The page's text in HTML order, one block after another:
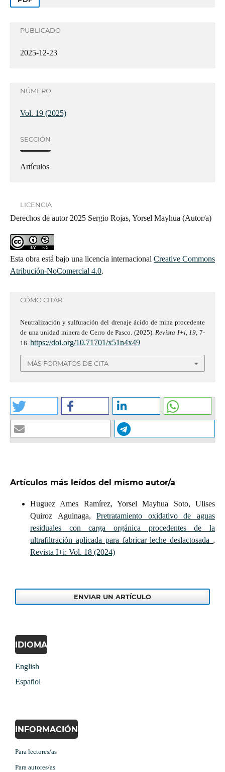
PUBLICADO
2025-12-23
NÚMERO
Vol. 19 (2025)
SECCIÓN
Artículos
LICENCIA
Derechos de autor 2025 Sergio Rojas, Yorsel Mayhua (Autor/a)
Esta obra está bajo una licencia internacionalCreative Commons
Atribución-NoComercial 4.0.
CÓMO CITAR
Neutralización y sulfuración del drenaje ácido de mina procedente
de una unidad minera de Cerro de Pasco. (2025). Revista I+i, 19 , 7-
18. https://doi.org/10.71701/x51n4x49
MÁS FORMATOS DE CITA
Artículos más leídos del mismo autor/a
Huguez Ames Ramírez, Yorsel Mayhua Soto, Ulises
Quiroz Aguinaga,Pretratamiento oxidativo de aguas
residuales con carga orgánica procedentes de la
ultrafiltración aplicada para fabricar leche deslactosada ,
Revista I+i: Vol. 18 (2024)
ENVIAR UN ARTÍCULO
IDIOMA
English
Español
INFORMACIÓN
Para lectores/as
Para autores/as